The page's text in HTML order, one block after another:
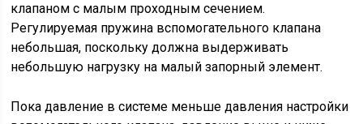
клапаном с малым проходным сечением.
Регулируемая пружина вспомогательного клапана
небольшая, поскольку должна выдерживать
небольшую нагрузку на малый запорный элемент.
Пока давление в системе меньше давления настройки